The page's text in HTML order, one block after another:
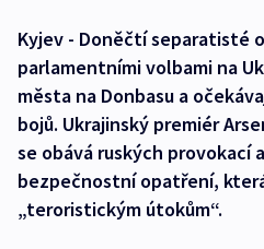
Kyjev - Doněčtí separatisté
parlamentními volbami na
města na Donbasu a
bojů. Ukrajinský premiér
se obává ruských provokací
bezpečnostní opatření,
„teroristickým útokům“.